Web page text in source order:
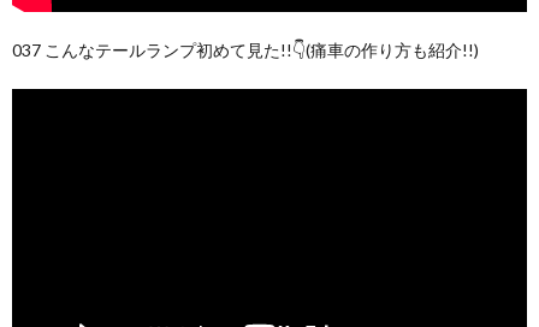
037 こんなテールランプ初めて見た!!👇(痛車の作り方も紹介!!)